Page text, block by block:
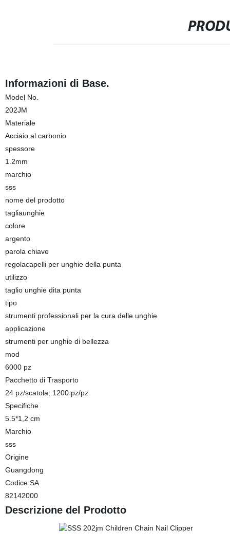
Informazioni di Base.
Model No.
202JM
Materiale
Acciaio al carbonio
spessore
1.2mm
marchio
sss
nome del prodotto
tagliaunghie
colore
argento
parola chiave
regolacapelli per unghie della punta
utilizzo
taglio unghie dita punta
tipo
strumenti professionali per la cura delle unghie
applicazione
strumenti per unghie di bellezza
mod
6000 pz
Pacchetto di Trasporto
24 pz/scatola; 1200 pz/pz
Specifiche
5.5*1,2 cm
Marchio
sss
Origine
Guangdong
Codice SA
82142000
Descrizione del Prodotto